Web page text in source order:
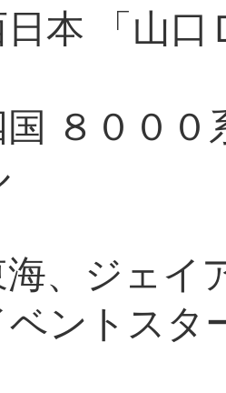
本 「山
８００
、ジェイ
ントスタ